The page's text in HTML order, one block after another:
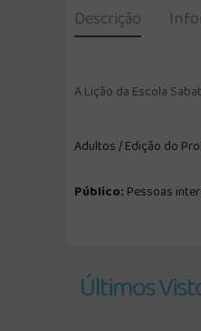
Descrição
A Lição da Escola
Adultos / Edição do
Público: Pessoas
Últimos